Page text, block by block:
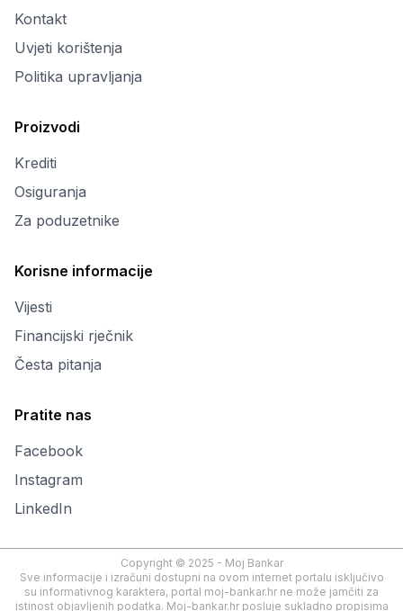
Kontakt
Uvjeti korištenja
Politika upravljanja
Proizvodi
Krediti
Osiguranja
Za poduzetnike
Korisne informacije
Vijesti
Financijski rječnik
Česta pitanja
Pratite nas
Facebook
Instagram
LinkedIn
Copyright © 2025 - Moj Bankar
Sve informacije i izračuni dostupni na ovom internet portalu isključivo
su informativnog karaktera, portal moj-bankar.hr ne može jamčiti za
istinost objavljenih podatka. Moj-bankar.hr posluje sukladno propisima